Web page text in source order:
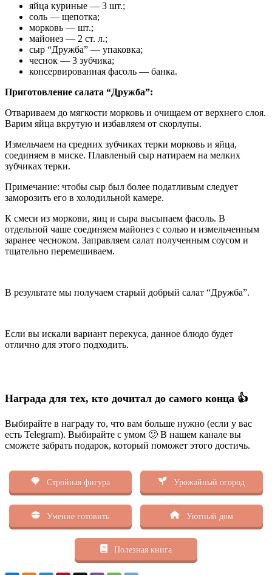
яйца куриные — 3 шт.;
соль — щепотка;
морковь — шт.;
майонез — 2 ст. л.;
сыр “Дружба” — упаковка;
чеснок — 3 зубчика;
консервированная фасоль — банка.
Приготовление салата “Дружба”:
Отвариваем до мягкости морковь и очищаем от верхнего слоя.
Варим яйца вкрутую и избавляем от скорлупы.
Измельчаем на средних зубчиках терки морковь и яйца,
соединяем в миске. Плавленый сыр натираем на мелких
зубчиках терки.
Примечание: чтобы сыр был более податливым следует
заморозить его в холодильной камере.
К смеси из моркови, яиц и сыра высыпаем фасоль. В
отдельной чаше соединяем майонез с солью и измельченным
заранее чесноком. Заправляем салат полученным соусом и
тщательно перемешиваем.
В результате мы получаем старый добрый салат “Дружба”.
Если вы искали вариант перекуса, данное блюдо будет
отлично для этого подходить.
Награда для тех, кто дочитал до самого конца 👍
Выбирайте в награду то, что вам больше нужно (если у вас
есть Telegram). Выбирайте с умом 🙂 В нашем канале вы
сможете забрать подарок, который поможет этого достичь.
Стройная фигура Урожайный огород
Умение готовить Уютный дом
Полезная книга